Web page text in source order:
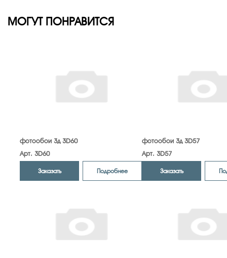
МОГУТ ПОНРАВИТСЯ
фотообои 3д 3D60
Арт. 3D60
Заказать Подробнее
фотообои 3д 3D57
Арт. 3D57
Заказать